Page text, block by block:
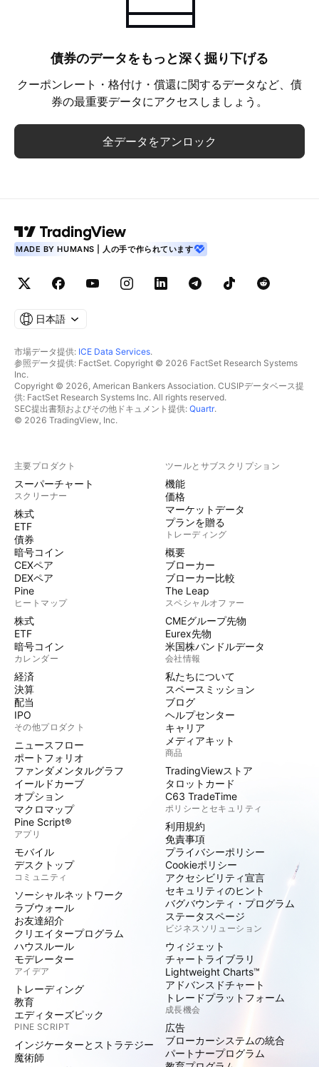
債券のデータをもっと深く掘り下げる
クーポンレート・格付け・償還に関するデータなど、債
券の最重要データにアクセスしましょう。
全データをアンロック
MADE BY HUMANS | 人の手で作られています
日本語
市場データ提供: ICE Data Services.
参照データ提供: FactSet. Copyright © 2026 FactSet Research Systems
Inc.
Copyright © 2026, American Bankers Association. CUSIPデータベース提
供: FactSet Research Systems Inc. All rights reserved.
SEC提出書類およびその他ドキュメント提供: Quartr.
© 2026 TradingView, Inc.
主要プロダクト
スーパーチャート
スクリーナー
株式
ETF
債券
暗号コイン
CEXペア
DEXペア
Pine
ヒートマップ
株式
ETF
暗号コイン
カレンダー
経済
決算
配当
IPO
その他プロダクト
ニュースフロー
ポートフォリオ
ファンダメンタルグラフ
イールドカーブ
オプション
マクロマップ
Pine Script®
アプリ
モバイル
デスクトップ
コミュニティ
ソーシャルネットワーク
ラブウォール
お友達紹介
クリエイタープログラム
ハウスルール
モデレーター
アイデア
トレーディング
教育
エディターズピック
PINE SCRIPT
インジケーターとストラテジー
魔術師
ツールとサブスクリプション
機能
価格
マーケットデータ
プランを贈る
トレーディング
概要
ブローカー
ブローカー比較
The Leap
スペシャルオファー
CMEグループ先物
Eurex先物
米国株バンドルデータ
会社情報
私たちについて
スペースミッション
ブログ
ヘルプセンター
キャリア
メディアキット
商品
TradingViewストア
タロットカード
C63 TradeTime
ポリシーとセキュリティ
利用規約
免責事項
プライバシーポリシー
Cookieポリシー
アクセシビリティ宣言
セキュリティのヒント
バグバウンティ・プログラム
ステータスページ
ビジネスソリューション
ウィジェット
チャートライブラリ
Lightweight Charts™
アドバンスドチャート
トレードプラットフォーム
成長機会
広告
ブローカーシステムの統合
パートナープログラム